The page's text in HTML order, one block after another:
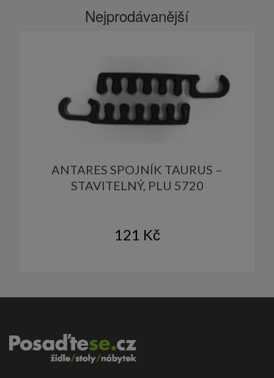
Nejprodávanější
ANTARES SPOJNÍK TAURUS –
STAVITELNÝ, PLU 5720
121 Kč